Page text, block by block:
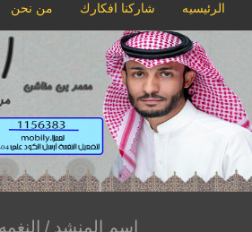
من نحن شاركنا افكارك الرئيسيه